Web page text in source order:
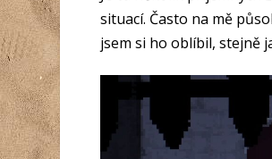
situací. Často na mě
jsem si ho oblíbil, stejně